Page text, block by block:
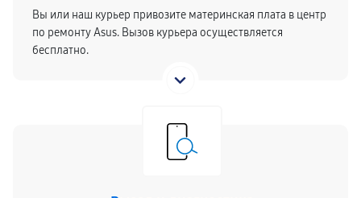
Вы или наш курьер привозите материнская плата в центр
по ремонту Asus. Вызов курьера осуществляется
бесплатно.